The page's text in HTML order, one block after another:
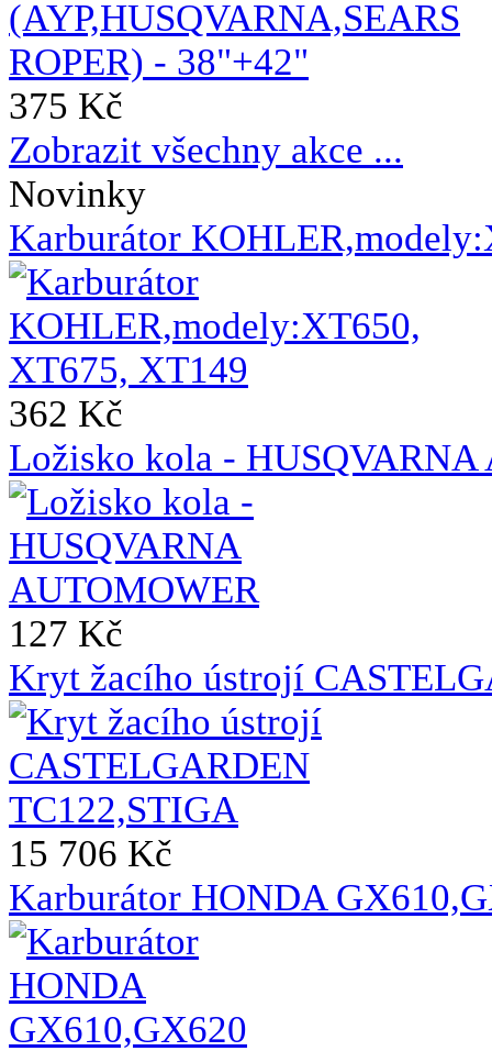
375 Kč
Zobrazit všechny akce ...
Novinky
Karburátor
362 Kč
Ložisko kola - HUSQVARNA
127 Kč
Kryt žacího ústrojí
15 706 Kč
Karburátor HONDA